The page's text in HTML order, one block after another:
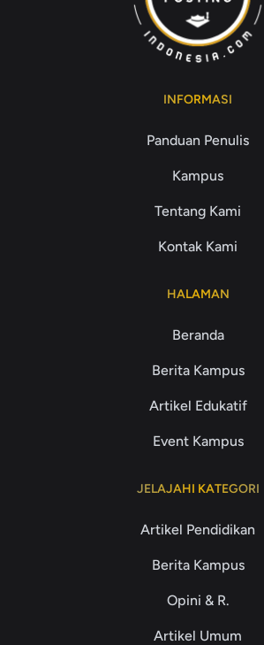
INFORMASI
Panduan Penulis
Kampus
Tentang Kami
Kontak Kami
HALAMAN
Beranda
Berita Kampus
Artikel Edukatif
Event Kampus
JELAJAHI KATEGORI
Artikel Pendidikan
Berita Kampus
Opini & R.
Artikel Umum